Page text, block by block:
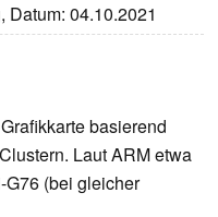
Datum: 04.10.2021
basierend
Laut ARM etwa
(bei gleicher